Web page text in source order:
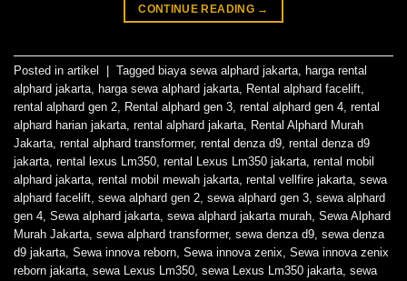
CONTINUE READING →
Posted in artikel Tagged biaya sewa alphard jakarta, harga rental
alphard jakarta, harga sewa alphard jakarta, Rental alphard facelift,
rental alphard gen 2, Rental alphard gen 3, rental alphard gen 4, rental
alphard harian jakarta, rental alphard jakarta, Rental Alphard Murah
Jakarta, rental alphard transformer, rental denza d9, rental denza d9
jakarta, rental lexus Lm350, rental Lexus Lm350 jakarta, rental mobil
alphard jakarta, rental mobil mewah jakarta, rental vellfire jakarta, sewa
alphard facelift, sewa alphard gen 2, sewa alphard gen 3, sewa alphard
gen 4, Sewa alphard jakarta, sewa alphard jakarta murah, Sewa Alphard
Murah Jakarta, sewa alphard transformer, sewa denza d9, sewa denza
d9 jakarta, Sewa innova reborn, Sewa innova zenix, Sewa innova zenix
reborn jakarta, sewa Lexus Lm350, sewa Lexus Lm350 jakarta, sewa